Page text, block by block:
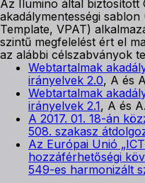
Az Ilumino által biztosított
akadálymentességi
Template, VPAT)
szintű megfelelést ért el
az alábbi célszabványok
Webtartalmak
irányelvek 2.0, A és
Webtartalmak
irányelvek 2.1, A és
A 2017. 01. 18-án
508. szakasz
Az Európai Unió
hozzáférhetőségi
549-es harmonizált